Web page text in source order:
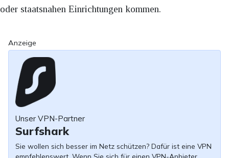
oder staatsnahen Einrichtungen kommen.
Anzeige
Unser VPN-Partner
Surfshark
Sie wollen sich besser im Netz schützen? Dafür ist eine VPN